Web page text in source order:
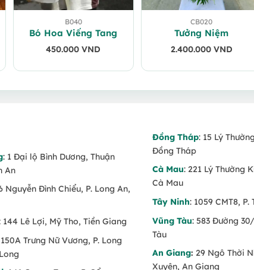
B040
Bó Hoa Viếng Tang
450.000VND
CB020
Tưởng Niệm
2.400.000 VND
: 1 Đại lộ Bình Dương, Thuận
An
Nguyễn Đình Chiểu, P. Long An,
144 Lê Lợi, Mỹ Tho, Tiền Giang
Trưng Nữ Vương, P. Long
Đồng Tháp: 15 Lý
Đồng Tháp
Cà Mau: 221 Lý Thường
Cà Mau
Tây Ninh: 1059 CMT8,
Vũng Tàu: 583 Đường
Tàu
An Giang: 29 Ngô Thời
Xuyên, An Giang